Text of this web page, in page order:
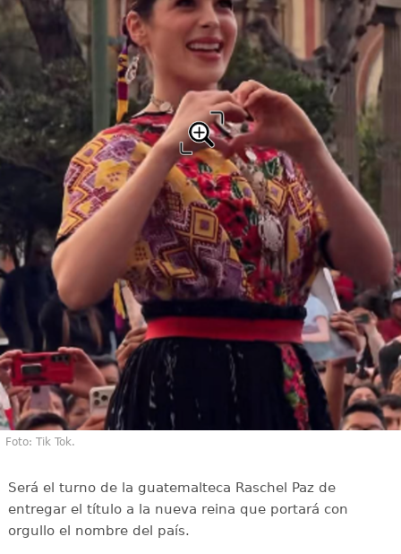
Foto: Tik Tok.
Será el turno de la guatemalteca Raschel Paz de
entregar el título a la nueva reina que portará con
orgullo el nombre del país.